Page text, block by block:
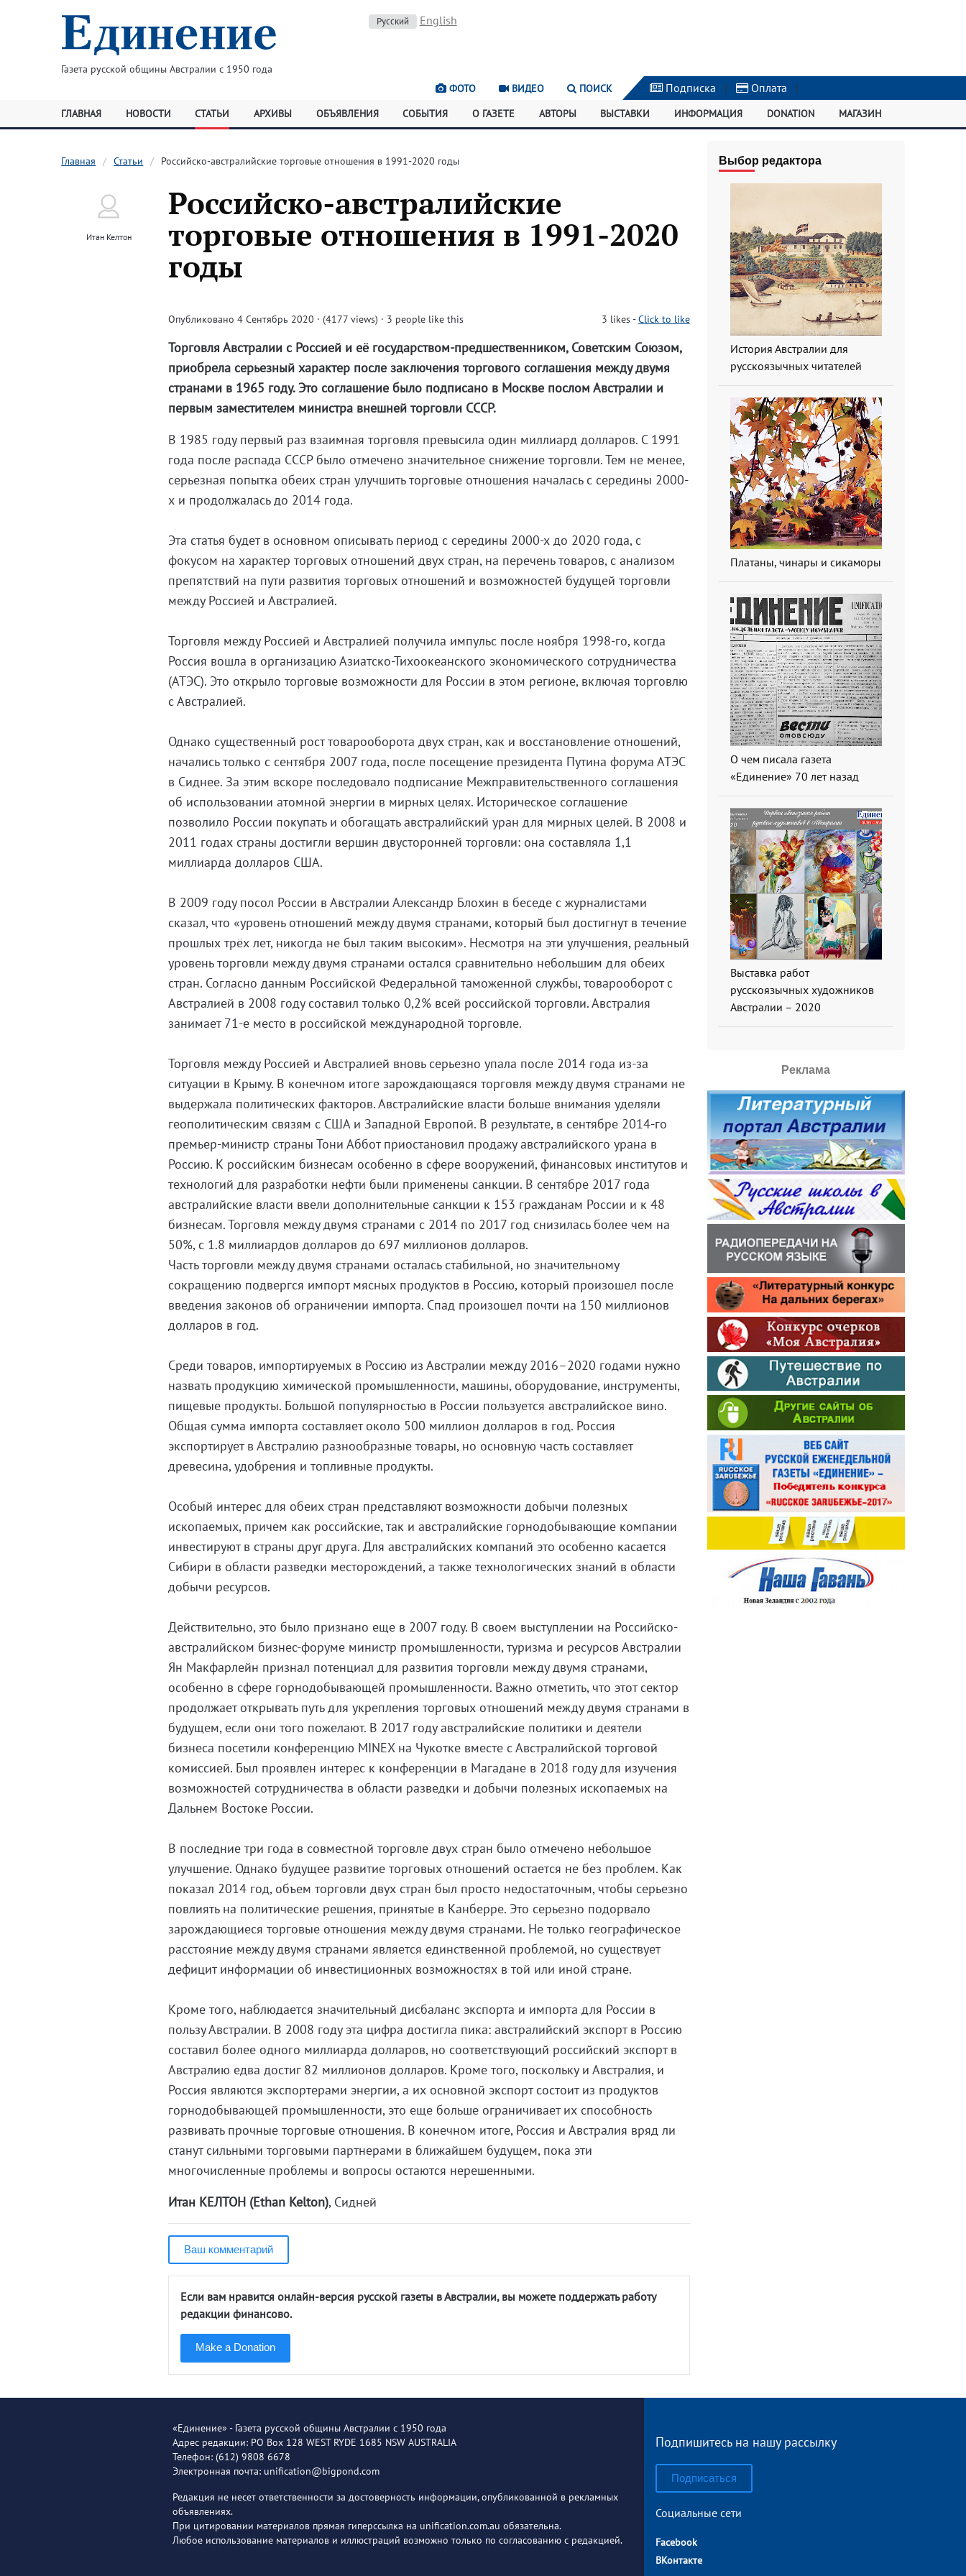
Газета русской общины Австралии с 1950 года
Русский English
ФОТО ВИДЕО ПОИСК Подписка | Оплата |
ГЛАВНАЯ НОВОСТИ СТАТЬИ АРХИВЫ ОБЪЯВЛЕНИЯ СОБЫТИЯ О ГАЗЕТЕ АВТОРЫ ВЫСТАВКИ ИНФОРМАЦИЯ DONATION МАГАЗИН
Главная Статьи Российско-австралийские торговые отношения в 1991-2020 годы
Итан Келтон
Российско-австралийские
торговые отношения в 1991-2020
годы
Опубликовано 4 Сентябрь 2020 · (4177 views) · 3 people like this 3 likes-Click to like
Торговля Австралии с Россией и её государством-предшественником, Советским Союзом,
приобрела серьезный характер после заключения торгового соглашения между двумя
странами в 1965 году. Это соглашение было подписано в Москве послом Австралии и
первым заместителем министра внешней торговли СССР.
В 1985 году первый раз взаимная торговля превысила один миллиард долларов. С 1991
года после распада СССР было отмечено значительное снижение торговли. Тем не менее,
серьезная попытка обеих стран улучшить торговые отношения началась с середины 2000-
х и продолжалась до 2014 года.
Эта статья будет в основном описывать период с середины 2000-х до 2020 года, с
фокусом на характер торговых отношений двух стран, на перечень товаров, с анализом
препятствий на пути развития торговых отношений и возможностей будущей торговли
между Россией и Австралией.
Торговля между Россией и Австралией получила импульс после ноября 1998-го, когда
Россия вошла в организацию Азиатско-Тихоокеанского экономического сотрудничества
(АТЭС). Это открыло торговые возможности для России в этом регионе, включая торговлю
с Австралией.
Однако существенный рост товарооборота двух стран, как и восстановление отношений,
начались только с сентября 2007 года, после посещение президента Путина форума АТЭС
в Сиднее. За этим вскоре последовало подписание Межправительственного соглашения
об использовании атомной энергии в мирных целях. Историческое соглашение
позволило России покупать и обогащать австралийский уран для мирных целей. В 2008 и
2011 годах страны достигли вершин двусторонней торговли: она составляла 1,1
миллиарда долларов США.
В 2009 году посол России в Австралии Александр Блохин в беседе с журналистами
сказал, что «уровень отношений между двумя странами, который был достигнут в течение
прошлых трёх лет, никогда не был таким высоким». Несмотря на эти улучшения, реальный
уровень торговли между двумя странами остался сравнительно небольшим для обеих
стран. Согласно данным Российской Федеральной таможенной службы, товарооборот с
Австралией в 2008 году составил только 0,2% всей российской торговли. Австралия
занимает 71-е место в российской международной торговле.
Торговля между Россией и Австралией вновь серьезно упала после 2014 года из-за
ситуации в Крыму. В конечном итоге зарождающаяся торговля между двумя странами не
выдержала политических факторов. Австралийские власти больше внимания уделяли
геополитическим связям с США и Западной Европой. В результате, в сентябре 2014-го
премьер-министр страны Тони Аббот приостановил продажу австралийского урана в
Россию. К российским бизнесам особенно в сфере вооружений, финансовых институтов и
технологий для разработки нефти были применены санкции. В сентябре 2017 года
австралийские власти ввели дополнительные санкции к 153 гражданам России и к 48
бизнесам. Торговля между двумя странами с 2014 по 2017 год снизилась более чем на
50%, с 1.8 миллиардов долларов до 697 миллионов долларов.
Часть торговли между двумя странами осталась стабильной, но значительному
сокращению подвергся импорт мясных продуктов в Россию, который произошел после
введения законов об ограничении импорта. Спад произошел почти на 150 миллионов
долларов в год.
Среди товаров, импортируемых в Россию из Австралии между 2016–2020 годами нужно
назвать продукцию химической промышленности, машины, оборудование, инструменты,
пищевые продукты. Большой популярностью в России пользуется австралийское вино.
Общая сумма импорта составляет около 500 миллион долларов в год. Россия
экспортирует в Австралию разнообразные товары, но основную часть составляет
древесина, удобрения и топливные продукты.
Особый интерес для обеих стран представляют возможности добычи полезных
ископаемых, причем как российские, так и австралийские горнодобывающие компании
инвестируют в страны друг друга. Для австралийских компаний это особенно касается
Сибири в области разведки месторождений, а также технологических знаний в области
добычи ресурсов.
Действительно, это было признано еще в 2007 году. В своем выступлении на Российско-
австралийском бизнес-форуме министр промышленности, туризма и ресурсов Австралии
Ян Макфарлейн признал потенциал для развития торговли между двумя странами,
особенно в сфере горнодобывающей промышленности. Важно отметить, что этот сектор
продолжает открывать путь для укрепления торговых отношений между двумя странами в
будущем, если они того пожелают. В 2017 году австралийские политики и деятели
бизнеса посетили конференцию MINEX на Чукотке вместе с Австралийской торговой
комиссией. Был проявлен интерес к конференции в Магадане в 2018 году для изучения
возможностей сотрудничества в области разведки и добычи полезных ископаемых на
Дальнем Востоке России.
В последние три года в совместной торговле двух стран было отмечено небольшое
улучшение. Однако будущее развитие торговых отношений остается не без проблем. Как
показал 2014 год, объем торговли двух стран был просто недостаточным, чтобы серьезно
повлиять на политические решения, принятые в Канберре. Это серьезно подорвало
зарождающиеся торговые отношения между двумя странами. Не только географическое
расстояние между двумя странами является единственной проблемой, но существует
дефицит информации об инвестиционных возможностях в той или иной стране.
Кроме того, наблюдается значительный дисбаланс экспорта и импорта для России в
пользу Австралии. В 2008 году эта цифра достигла пика: австралийский экспорт в Россию
составил более одного миллиарда долларов, но соответствующий российский экспорт в
Австралию едва достиг 82 миллионов долларов. Кроме того, поскольку и Австралия, и
Россия являются экспортерами энергии, а их основной экспорт состоит из продуктов
горнодобывающей промышленности, это еще больше ограничивает их способность
развивать прочные торговые отношения. В конечном итоге, Россия и Австралия вряд ли
станут сильными торговыми партнерами в ближайшем будущем, пока эти
многочисленные проблемы и вопросы остаются нерешенными.
Итан КЕЛТОН (Ethan Kelton), Сидней
Ваш комментарий
Если вам нравится онлайн-версия русской газеты в Австралии, вы можете поддержать работу
редакции финансово.
Make a Donation
Выбор редактора
История Австралии для
русскоязычных читателей
Платаны, чинары и сикаморы
О чем писала газета
«Единение» 70 лет назад
Выставка работ
русскоязычных художников
Австралии – 2020
Реклама
«Единение» - Газета русской общины Австралии с 1950 года
Адрес редакции: PO Box 128 WEST RYDE 1685 NSW AUSTRALIA
Телефон: (612) 9808 6678
Электронная почта: unification@bigpond.com
Редакция не несет ответственности за достоверность информации, опубликованной в рекламных
объявлениях.
При цитировании материалов прямая гиперссылка на unification.com.au обязательна.
Любое использование материалов и иллюстраций возможно только по согласованию с редакцией.
Подпишитесь на нашу рассылку
Подписаться
Социальные сети
Facebook
ВКонтакте